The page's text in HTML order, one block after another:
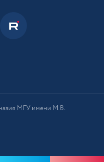
МГУ имени М.В.